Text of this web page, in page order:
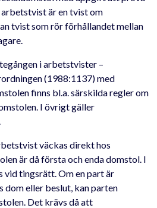
är en tvist om
tvist som rör förhållandet mellan
i arbetstvister –
(1988:1137) med
finns bl.a. särskilda regler om
I övrigt gäller
väckas direkt hos
är då första och enda domstol. I
vid tingsrätt. Om en part är
dom eller beslut, kan parten
Det krävs då att